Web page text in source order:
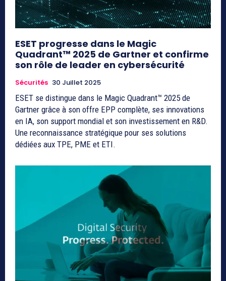
ESET progresse dans le Magic
Quadrant™ 2025 de Gartner et confirme
son rôle de leader en cybersécurité
Sécurités 30 Juillet 2025
ESET se distingue dans le Magic Quadrant™ 2025 de
Gartner grâce à son offre EPP complète, ses innovations
en IA, son support mondial et son investissement en R&D.
Une reconnaissance stratégique pour ses solutions
dédiées aux TPE, PME et ETI.